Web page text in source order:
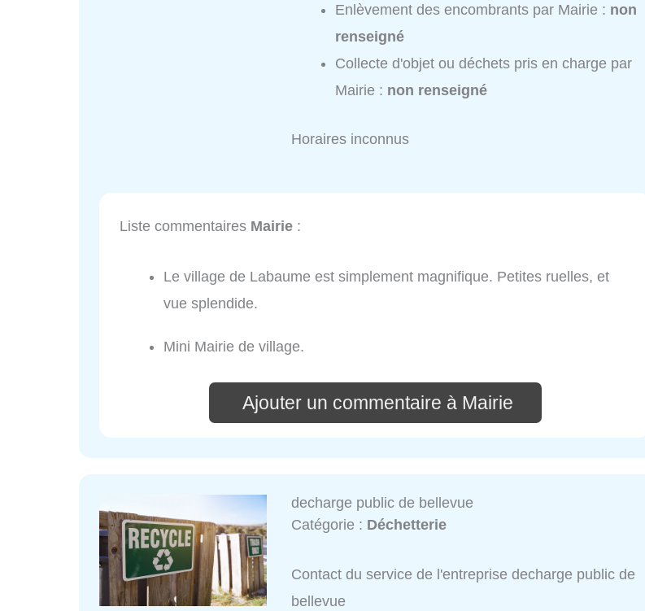
Enlèvement des encombrants par Mairie : non
renseigné
Collecte d'objet ou déchets pris en charge par
Mairie : non renseigné
Horaires inconnus
Liste commentaires Mairie :
Le village de Labaume est simplement magnifique. Petites ruelles, et
vue splendide.
Mini Mairie de village.
Ajouter un commentaire à Mairie
decharge public de bellevue
Catégorie : Déchetterie
Contact du service de l'entreprise decharge public de
bellevue